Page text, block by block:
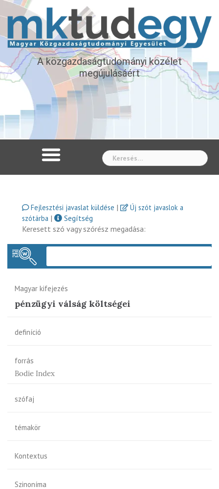
A közgazdaságtudományi közélet
megújulásáért
Fejlesztési javaslat küldése |
Új szót javaslok a
szótárba |
Segítség
Keresett szó vagy szórész megadása:
Magyar kifejezés
pénzügyi válság költségei
definíció
forrás
Bodie Index
szófaj
témakör
Kontextus
Szinoníma